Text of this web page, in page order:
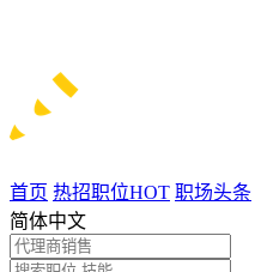
首页 热招职位HOT 职场头条
简体中文